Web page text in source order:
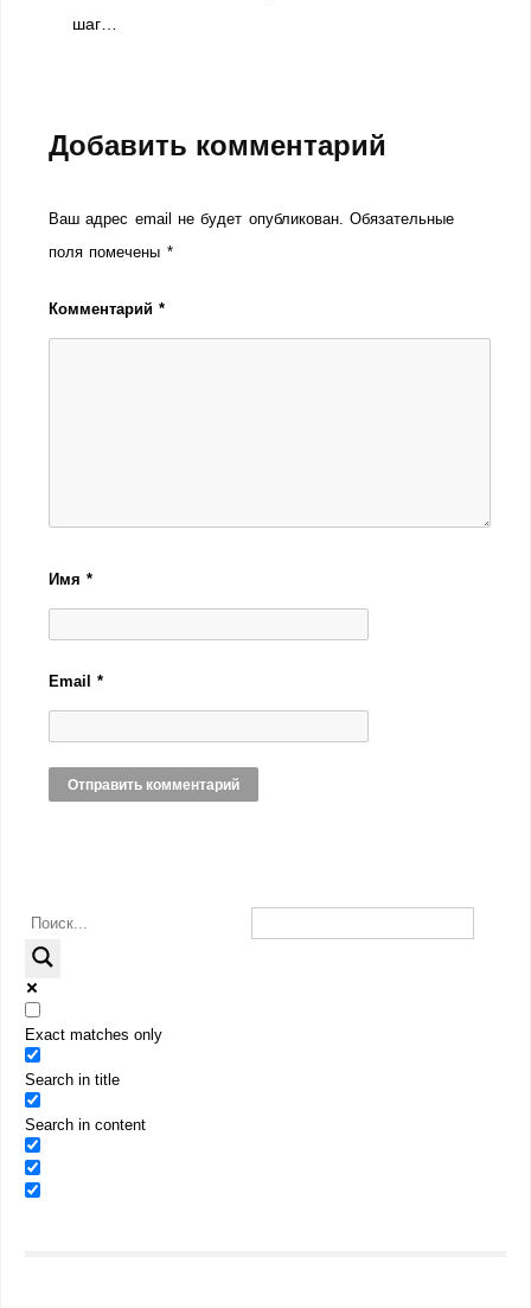
шаг…
Добавить комментарий
Ваш адрес email не будет опубликован. Обязательные
поля помечены *
Комментарий*
Имя*
Email*
Exact matches only
Search in title
Search in content